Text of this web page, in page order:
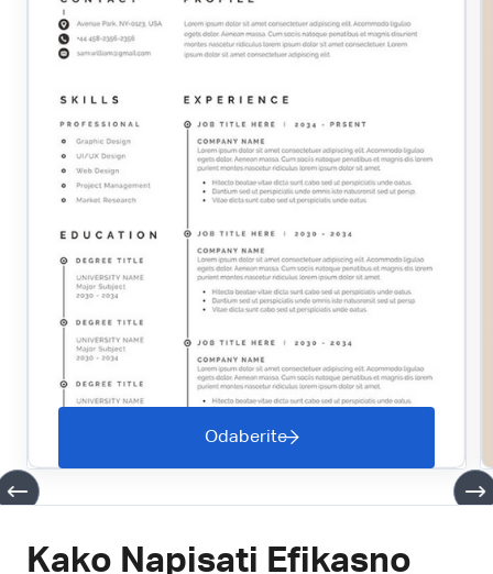
Odaberite
Kako Napisati Efikasno